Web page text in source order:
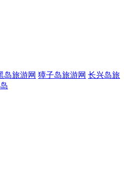
岛旅游网 獐子岛旅游网 长兴岛旅